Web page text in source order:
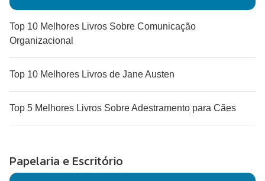
Top 10 Melhores Livros Sobre Comunicação
Organizacional
Top 10 Melhores Livros de Jane Austen
Top 5 Melhores Livros Sobre Adestramento para Cães
Papelaria e Escritório